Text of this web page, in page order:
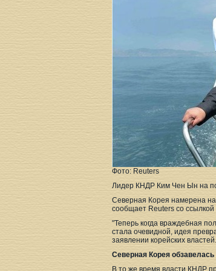
Фото: Reuters
Лидер КНДР Ким Чен Ын на
Северная Корея намерена
сообщает Reuters со
"Теперь когда враждебная
стала очевидной, идея
заявлении корейских властей.
Северная Корея
В то же время власти КНДР